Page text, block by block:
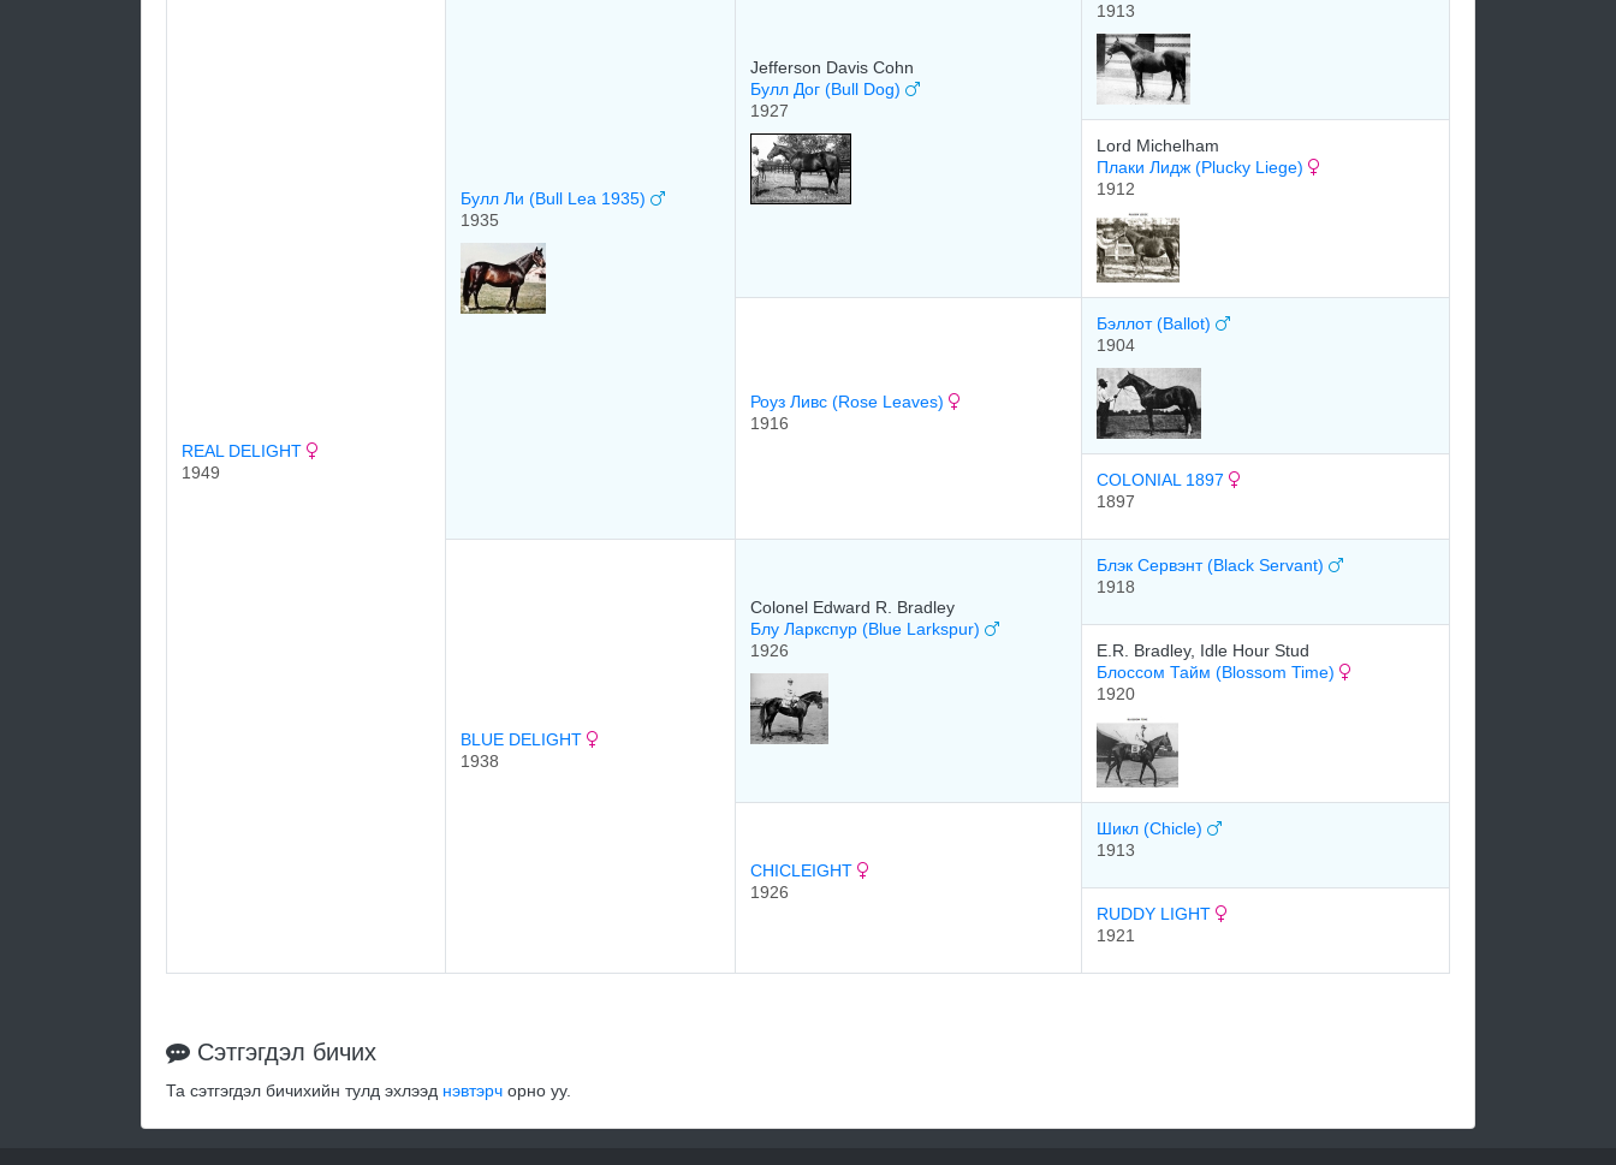
REAL DELIGHT
1949
Булл Ли (Bull Lea 1935)
1935
Jefferson Davis Cohn
Булл Дог (Bull Dog)
1927
1913
Lord Michelham
Плаки Лидж (Plucky Liege)
1912
Роуз Ливс (Rose Leaves)
1916
Бэллот (Ballot)
1904
COLONIAL 1897
1897
BLUE DELIGHT
1938
Colonel Edward R. Bradley
Блу Ларкспур (Blue Larkspur)
1926
Блэк Сервэнт (Black Servant)
1918
E.R. Bradley, Idle Hour Stud
Блоссом Тайм (Blossom Time)
1920
CHICLEIGHT
1926
Шикл (Chicle)
1913
RUDDY LIGHT
1921
Сэтгэгдэл бичих
Та сэтгэгдэл бичихийн тулд эхлээд нэвтэрч орно уу.